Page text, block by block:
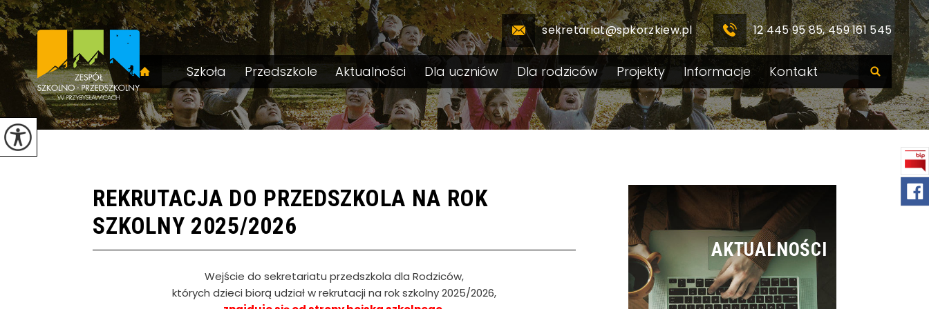
sekretariat@spkorzkiew.pl 12 445 95 85, 459 161 545
Szkoła Przedszkole Aktualności Dla uczniów Dla rodziców Projekty Informacje Kontakt
REKRUTACJA DO PRZEDSZKOLA NA ROK
SZKOLNY 2025/2026
Wejście do sekretariatu przedszkola dla Rodziców,
których dzieci biorą udział w rekrutacji na rok szkolny 2025/2026,
AKTUALNOŚCI